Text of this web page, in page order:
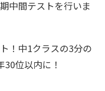
中間テストを行いま
！中1クラスの3分の
位以内に！